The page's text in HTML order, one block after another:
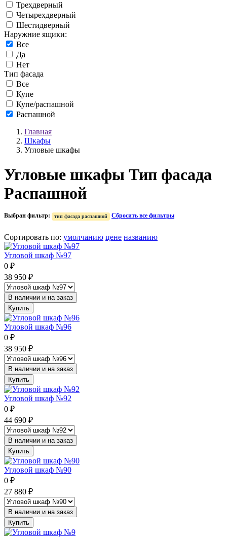
Трехдверный
Четырехдверный
Шестидверный
Наружние ящики:
Все
Да
Нет
Тип фасада
Все
Купе
Купе/распашной
Распашной
Главная
Шкафы
Угловые шкафы
Угловые шкафы Тип фасада
Распашной
Выбран фильтр: тип фасада распашной Сбросить все фильтры
Сортировать по: умолчанию цене названию
Угловой шкаф №97
0 ₽
38 950 ₽
В наличии и на заказ
Купить
Угловой шкаф №96
0 ₽
38 950 ₽
В наличии и на заказ
Купить
Угловой шкаф №92
0 ₽
44 690 ₽
В наличии и на заказ
Купить
Угловой шкаф №90
0 ₽
27 880 ₽
В наличии и на заказ
Купить